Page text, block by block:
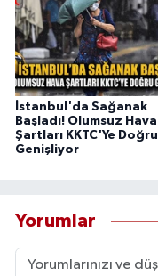
İstanbul'da Sağanak
Başladı! Olumsuz Hava
Şartları KKTC'Ye Doğru
Genişliyor
Yorumlar